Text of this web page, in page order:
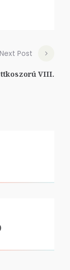
Next Post
VIII.